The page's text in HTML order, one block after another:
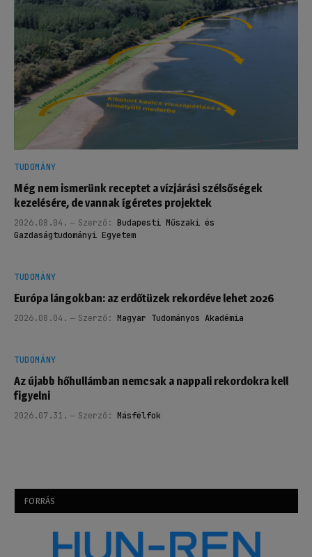
TUDOMÁNY
Még nem ismerünk receptet a vízjárási szélsőségek
kezelésére, de vannak ígéretes projektek
2026.08.04. Szerző: Budapesti Műszaki és
Gazdaságtudományi Egyetem
TUDOMÁNY
Európa lángokban: az erdőtüzek rekordéve lehet 2026
2026.08.04. Szerző: Magyar Tudományos Akadémia
TUDOMÁNY
Az újabb hőhullámban nemcsak a nappali rekordokra kell
figyelni
2026.07.31. Szerző: Másfélfok
FORRÁS